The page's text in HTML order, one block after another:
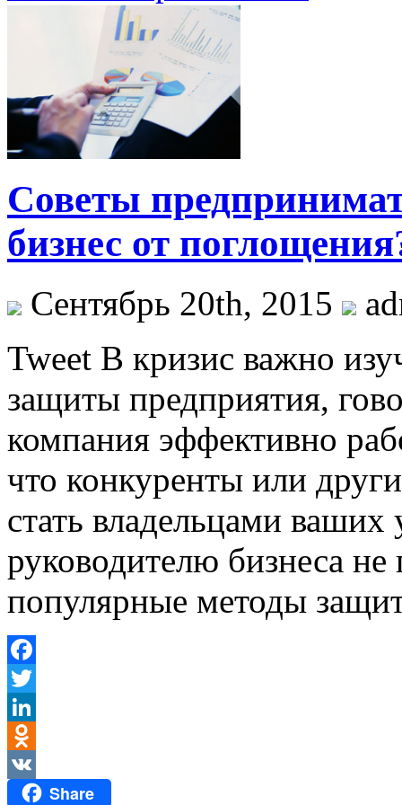
Советы
бизнес от
Сентябрь 20th, 2015
Tweet В кризис важно
защиты предприятия,
компания эффективно
что конкуренты или
стать владельцами
руководителю бизнеса
популярные методы
Facebook
Twitter
LinkedIn
Odnoklassniki
VK
Share